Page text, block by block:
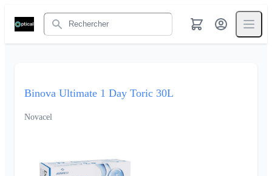
Rechercher
Binova Ultimate 1 Day Toric 30L
Novacel